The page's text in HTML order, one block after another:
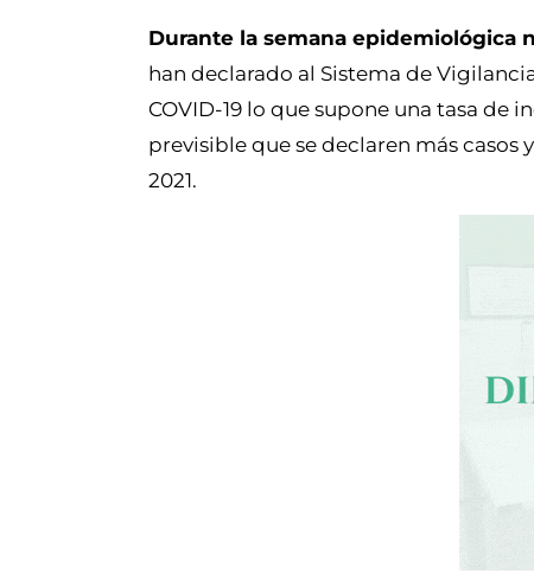
Durante la semana epidemiológica
han declarado al Sistema de
COVID-19 lo que supone una tasa de
previsible que se declaren más casos
2021.